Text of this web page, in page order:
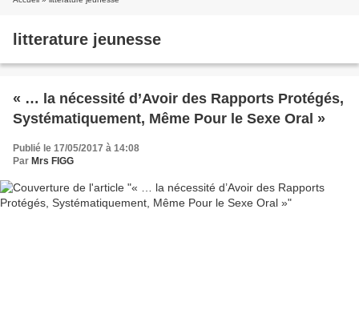
litterature jeunesse
« … la nécessité d’Avoir des Rapports Protégés,
Systématiquement, Même Pour le Sexe Oral »
Publié le 17/05/2017 à 14:08
Par Mrs FIGG